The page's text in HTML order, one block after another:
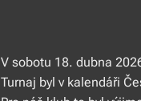
V sobotu 18. dubna
Turnaj byl v kalendáři